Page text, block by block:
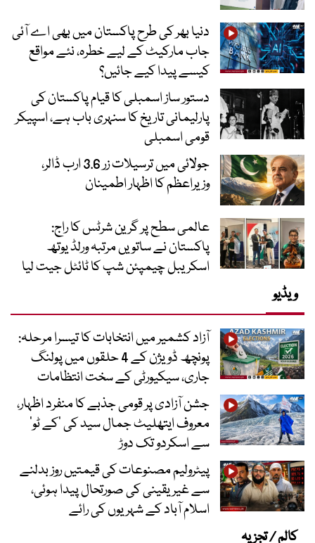
دنیا بھر کی طرح پاکستان میں بھی اے آئی
جاب مارکیٹ کے لیے خطرہ، نئے مواقع
کیسے پیدا کیے جائیں؟
دستور ساز اسمبلی کا قیام پاکستان کی
پارلیمانی تاریخ کا سنہری باب ہے، اسپیکر
قومی اسمبلی
جولائی میں ترسیلات زر 3.6 ارب ڈالر،
وزیراعظم کا اظہار اطمینان
عالمی سطح پر گرین شرٹس کا راج:
پاکستان نے ساتویں مرتبہ ورلڈ یوتھ
اسکریبل چیمپئن شپ کا ٹائٹل جیت لیا
ویڈیو
آزاد کشمیر میں انتخابات کا تیسرا مرحلہ:
پونچھ ڈویژن کے 4 حلقوں میں پولنگ
جاری، سیکیورٹی کے سخت انتظامات
جشن آزادی پر قومی جذبے کا منفرد اظہار،
معروف ایتھلیٹ جمال سید کی ’کے ٹو‘
سے اسکردو تک دوڑ
پیٹرولیم مصنوعات کی قیمتیں روز بدلنے
سے غیر یقینی کی صورتحال پیدا ہوئی،
اسلام آباد کے شہریوں کی رائے
کالم / تجزیہ